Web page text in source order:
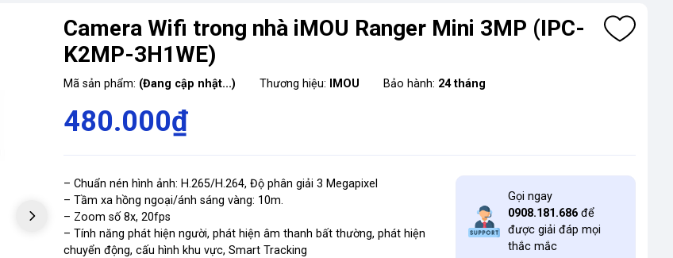
Camera Wifi trong nhà iMOU Ranger Mini 3MP (IPC-
K2MP-3H1WE)
Mã sản phẩm: (Đang cập nhật...) Thương hiệu: IMOU Bảo hành: 24 tháng
480.000₫
– Chuẩn nén hình ảnh: H.265/H.264, Độ phân giải 3 Megapixel
– Tầm xa hồng ngoại/ánh sáng vàng: 10m.
– Zoom số 8x, 20fps
– Tính năng phát hiện người, phát hiện âm thanh bất thường, phát hiện
chuyển động, cấu hình khu vực, Smart Tracking
Gọi ngay
0908.181.686 để
được giải đáp mọi
thắc mắc